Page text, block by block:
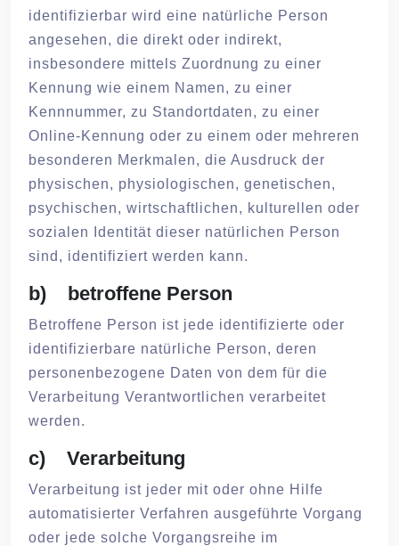
identifizierbar wird eine natürliche Person
angesehen, die direkt oder indirekt,
insbesondere mittels Zuordnung zu einer
Kennung wie einem Namen, zu einer
Kennnummer, zu Standortdaten, zu einer
Online-Kennung oder zu einem oder mehreren
besonderen Merkmalen, die Ausdruck der
physischen, physiologischen, genetischen,
psychischen, wirtschaftlichen, kulturellen oder
sozialen Identität dieser natürlichen Person
sind, identifiziert werden kann.
b) betroffene Person
Betroffene Person ist jede identifizierte oder
identifizierbare natürliche Person, deren
personenbezogene Daten von dem für die
Verarbeitung Verantwortlichen verarbeitet
werden.
c) Verarbeitung
Verarbeitung ist jeder mit oder ohne Hilfe
automatisierter Verfahren ausgeführte Vorgang
oder jede solche Vorgangsreihe im